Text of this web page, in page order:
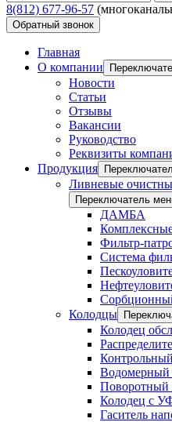
8(812) 677-96-57
Обратный звонок
Главная
О компании
Новости
Статьи
Отзывы
Вакансии
Руководство
Реквизиты
Продукция
Ливневые
Переключатель
ДАМБА
Фильтр-
Система
Колодцы
Колодец
Водомерный
Поворотный
Колодец с
Гаситель